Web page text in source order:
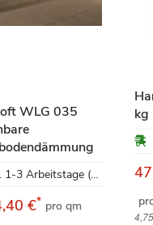
WLG 035
ca. 1-3 Arbeitstage (Mo-Fr)
€* pro qm
kg